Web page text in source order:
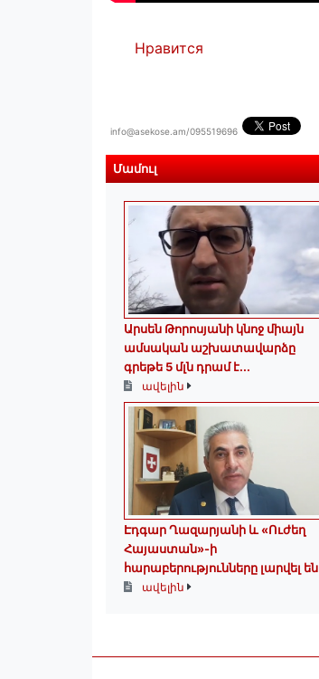
Нравится
info@asekose.am/095519696
Մամուլ
Արսեն Թորոսյանի կնոջ միայն
ամսական աշխատավարձը
գրեթե 5 մլն դրամ է․․․
ավելին
Էդգար Ղազարյանի և «Ուժեղ
Հայաստան»-ի
հարաբերությունները լարվել են
ավելին